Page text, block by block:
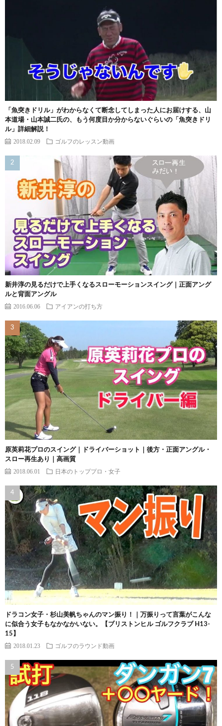
「魚突きドリル」がわからなくて断念してしまった人にお届けする、山
本道場・山本誠二氏の、もう何度目か分からないぐらいの「魚突きドリ
ル」詳細解説！
2018.02.09 ゴルフのレッスン動画
新井淳の見るだけで上手くなるスローモーションスイング｜正面アング
ルと背面アングル
2016.06.06 アイアンの打ち方
原英莉花プロのスイング｜ドライバーショット｜後方・正面アングル・
スロー再生あり｜高画質
2018.06.01 日本のトッププロ・女子
ドラコン女子・杉山美帆ちゃんのマン振り！｜万振りって言葉がこんな
に似合う女子もなかなかいない。【ブリストンヒル ゴルフクラブ H13-
15】
2018.01.23 ゴルフのラウンド動画